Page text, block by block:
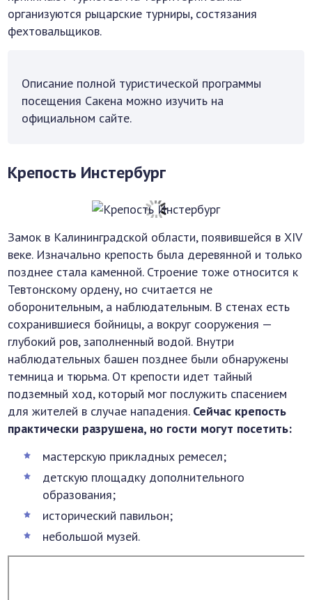
организуются рыцарские турниры, состязания
фехтовальщиков.
Описание полной туристической программы
посещения Сакена можно изучить на
официальном сайте.
Крепость Инстербург
Замок в Калининградской области, появившейся в XIV
веке. Изначально крепость была деревянной и только
позднее стала каменной. Строение тоже относится к
Тевтонскому ордену, но считается не
оборонительным, а наблюдательным. В стенах есть
сохранившиеся бойницы, а вокруг сооружения —
глубокий ров, заполненный водой. Внутри
наблюдательных башен позднее были обнаружены
темница и тюрьма. От крепости идет тайный
подземный ход, который мог послужить спасением
для жителей в случае нападения. Сейчас крепость
практически разрушена, но гости могут посетить:
мастерскую прикладных ремесел;
детскую площадку дополнительного
образования;
исторический павильон;
небольшой музей.